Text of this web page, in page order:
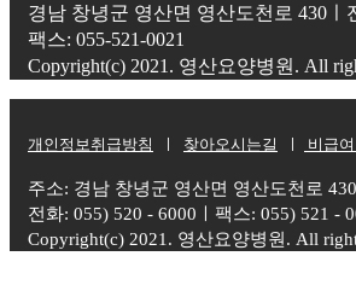
경남 창녕군 영산면 영산도천로 430ㅣ
팩스: 055-521-0021
Copyright(c) 2021. 영산요양병원. All
개인정보취급방침 찾아오시는길 비급
주소: 경남 창녕군 영산면 영산도천로 430
전화: 055) 520 - 6000ㅣ팩스: 055) 521 -
Copyright(c) 2021. 영산요양병원. All